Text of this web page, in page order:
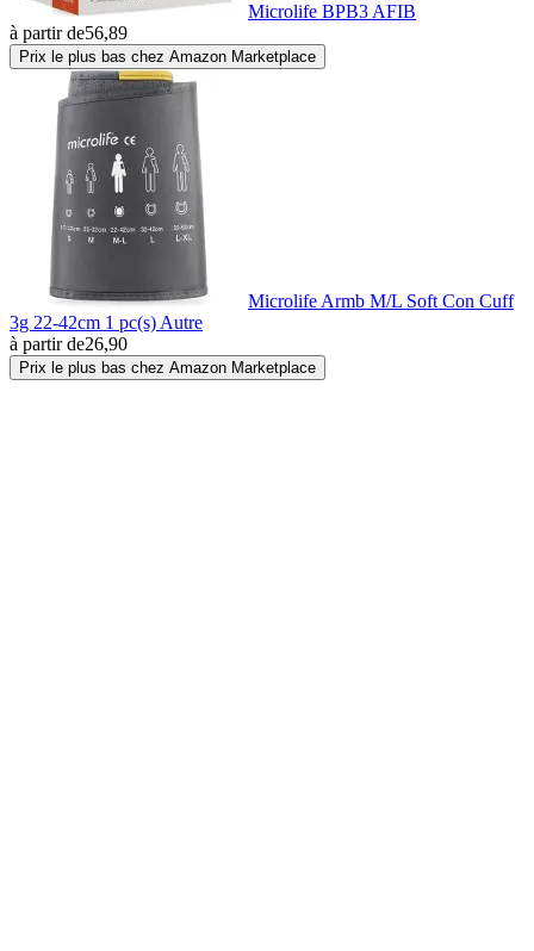
Microlife BPB3 AFIB
à partir de56,89
Prix le plus bas chez Amazon Marketplace
Microlife Armb M/L Soft Con Cuff
3g 22-42cm 1 pc(s) Autre
à partir de26,90
Prix le plus bas chez Amazon Marketplace